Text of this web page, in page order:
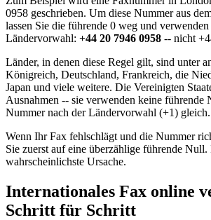
0958 geschrieben. Um diese Nummer aus
lassen Sie die führende 0 weg und verwenden
Ländervorwahl: +44 20 7946 0958 -- nicht
Länder, in denen diese Regel gilt, sind unter
Königreich, Deutschland, Frankreich, die
Japan und viele weitere. Die Vereinigten
Ausnahmen -- sie verwenden keine führende
Nummer nach der Ländervorwahl (+1) gleich.
Wenn Ihr Fax fehlschlägt und die Nummer
Sie zuerst auf eine überzählige führende Null.
wahrscheinlichste Ursache.
Internationales Fax online
Schritt für Schritt